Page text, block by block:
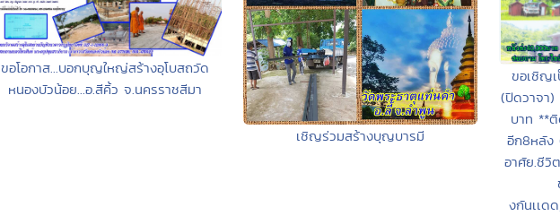
ขอโอกาส...บอกบุญใหญ่สร้างอุโบสถวัด
หนองบัวน้อย...อ.สีคิ้ว จ.นครราชสีมา
เชิญร่วมสร้างบุญบารมี
ขอเชิญ
(ปิดวาจา
บาท **
อีก8หลัง
อาศัย.ชีวิ
งกันเเด